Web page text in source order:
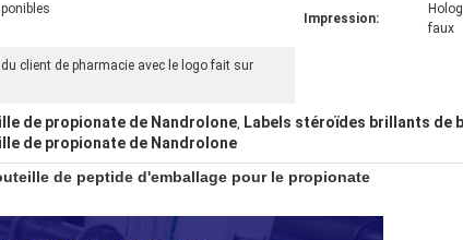
Impression:
faux
client de pharmacie avec le logo fait sur
de propionate de Nandrolone, Labels stéroïdes brillants de
de propionate de Nandrolone
de peptide d'emballage pour le propionate